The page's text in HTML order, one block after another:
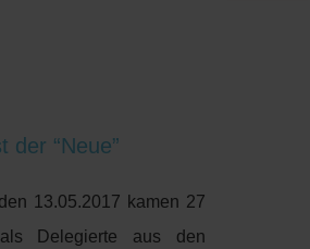
der “Neue”
13.05.2017 kamen 27
als Delegierte aus den